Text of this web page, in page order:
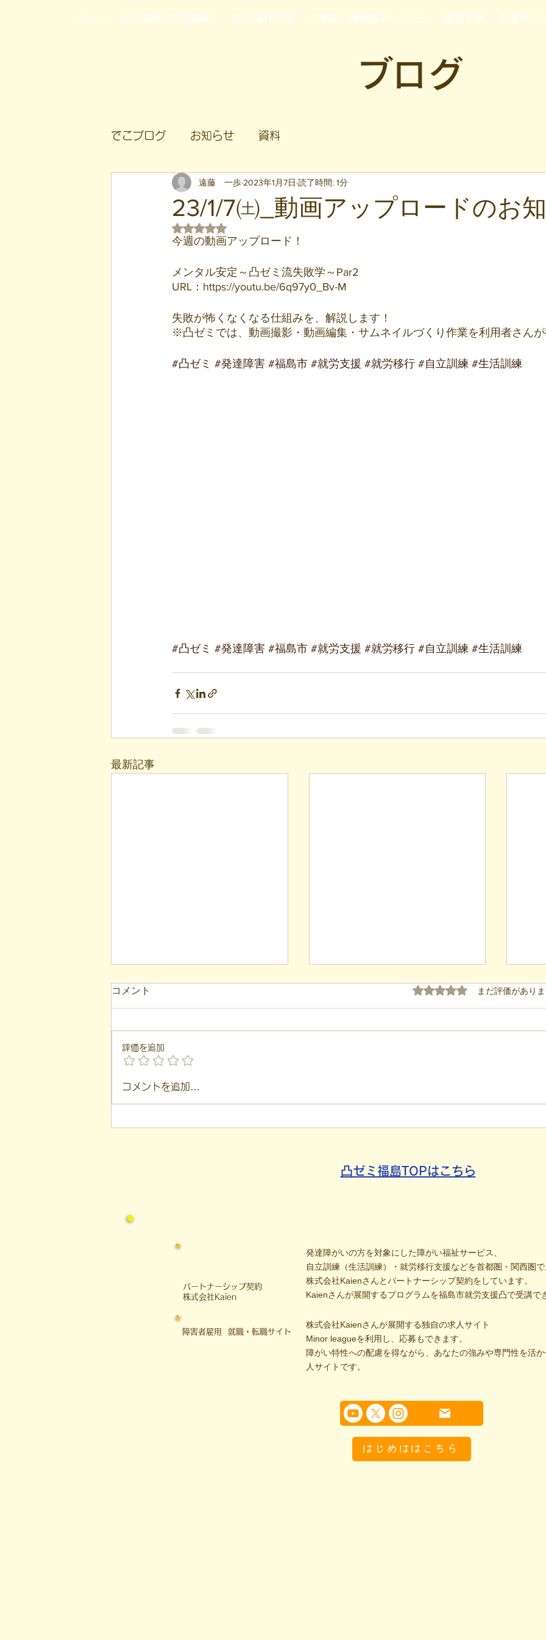
ホーム 自立訓練(生活訓練) 就労移行支援 ご家族・発達障がいの方へ 運営企業 企業の方
ブログ
でこブログ お知らせ 資料
23/1/7㈯_動画アップロードのお知
遠藤 一歩 2023年1月7日 読了時間: 1分
5つ星のうちNaNと評価されています。
今週の動画アップロード！
メンタル安定～凸ゼミ流失敗学～Par2
URL：https://youtu.be/6q97y0_Bv-M
失敗が怖くなくなる仕組みを、解説します！
※凸ゼミでは、動画撮影・動画編集・サムネイルづくり作業を利用者さんが
#凸ゼミ #発達障害 #福島市 #就労支援 #就労移行 #自立訓練 #生活訓練
#凸ゼミ #発達障害 #福島市 #就労支援 #就労移行 #自立訓練 #生活訓練
最新記事
【代表ブログ】アメフトの戦
の力
社
コメント 5つ星のうち0と評価されて
まだ評価があり
評価を追加
コメントを追加…
凸ゼミ福島TOPはこちら
​パートナーシップ契約
​株式会社Kaien
発達障がいの方を対象にした障がい福祉サービス、
自立訓練（生活訓練）・就労移行支援などを首都圏・関西圏
株式会社Kaienさんとパートナーシップ契約をしています。
Kaienさんが展開するプログラムを福島市就労支援凸で受講で
障害者雇用 就職・転職サイト
株式会社Kaienさんが展開する独自の求人サイト
Minor leagueを利用し、応募もできます。
障がい特性への配慮を得ながら、あなたの強みや専門性を活
人サイトです。
はじめははこちら